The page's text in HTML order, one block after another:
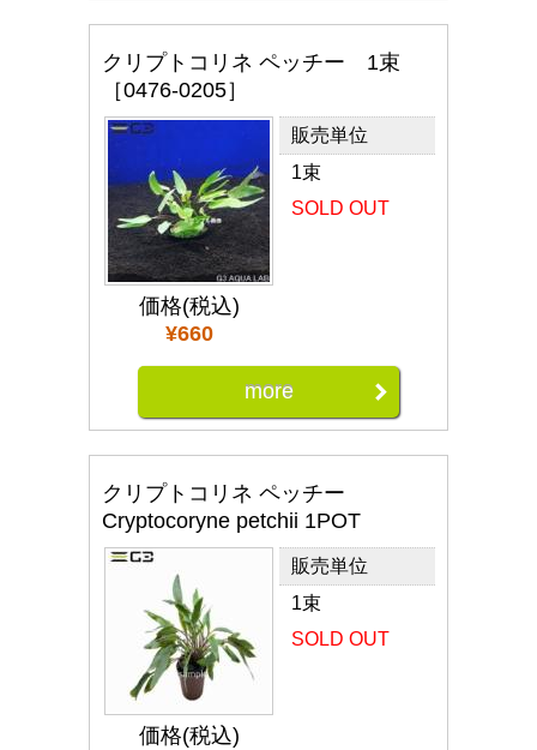
クリプトコリネ ペッチー 1束
［0476-0205］
価格(税込)
¥660
販売単位
1束
SOLD OUT
more
クリプトコリネ ペッチー
Cryptocoryne petchii 1POT
価格(税込)
販売単位
1束
SOLD OUT